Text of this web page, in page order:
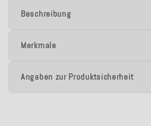
Beschreibung
Merkmale
Angaben zur Produktsicherheit